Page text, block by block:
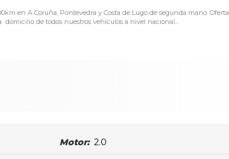
en A Coruña, Pontevedra y Costa de Lugo de segunda mano. Oferta
domicilio de todos nuestros vehículos a nivel nacional...
Motor: 2.0